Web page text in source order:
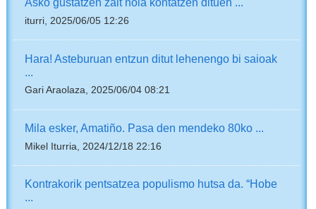
iturri, 2025/06/05 12:26
Hara! Asteburuan entzun ditut lehenengo bi saioak
Gari Araolaza, 2025/06/04 08:21
Mila esker, Amatiño. Pasa den mendeko 80ko ...
Mikel Iturria, 2024/12/18 22:16
Kontrakorik pentsatzea populismo hutsa da. “Hobe
...